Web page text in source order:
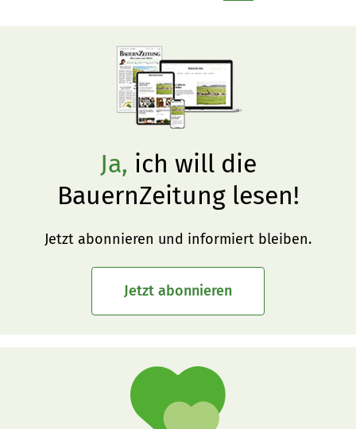
Ja, ich will die
BauernZeitung lesen!
Jetzt abonnieren und informiert bleiben.
Jetzt abonnieren